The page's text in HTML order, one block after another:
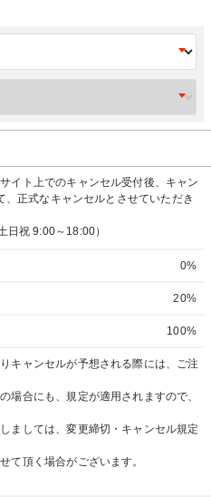
イト上でのキャンセル受付後、キャン
正式なキャンセルとさせていただき
日祝 9:00～18:00）
0%
20%
100%
キャンセルが予想される際には、ご注
合にも、規定が適用されますので、
ましては、変更締切・キャンセル規定
て頂く場合がございます。